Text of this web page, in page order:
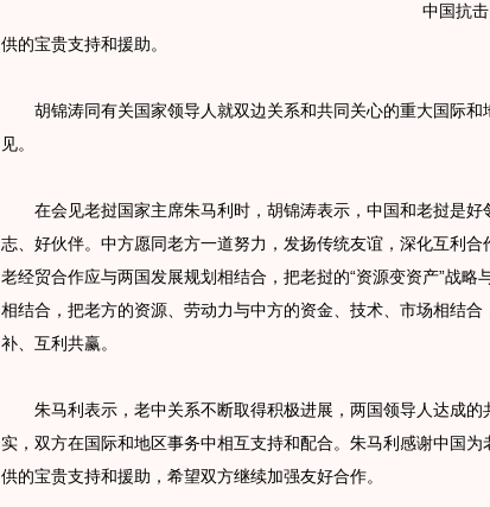
中国抗
供的宝贵支持和援助。
胡锦涛同有关国家领导人就双边关系和共同关心的重大国际和
见。
在会见老挝国家主席朱马利时，胡锦涛表示，中国和老挝是好
志、好伙伴。中方愿同老方一道努力，发扬传统友谊，深化互利合
老经贸合作应与两国发展规划相结合，把老挝的“资源变资产”战略
相结合，把老方的资源、劳动力与中方的资金、技术、市场相结合
补、互利共赢。
朱马利表示，老中关系不断取得积极进展，两国领导人达成的
实，双方在国际和地区事务中相互支持和配合。朱马利感谢中国为
供的宝贵支持和援助，希望双方继续加强友好合作。